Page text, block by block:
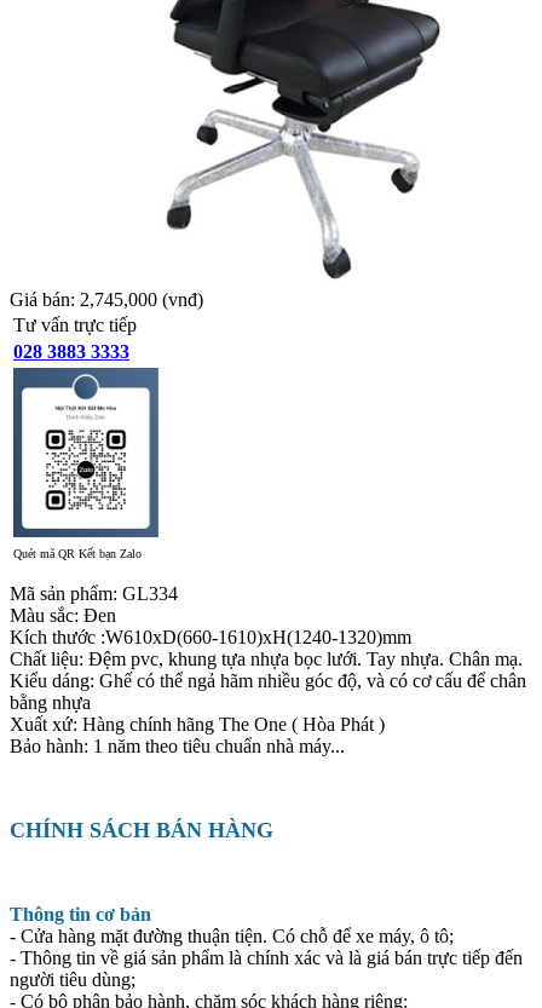
Giá bán: 2,745,000 (vnđ)
Tư vấn trực tiếp
028 3883 3333
Quét mã QR Kết bạn Zalo
Mã sản phẩm: GL334
Màu sắc: Đen
Kích thước :W610xD(660-1610)xH(1240-1320)mm
Chất liệu: Đệm pvc, khung tựa nhựa bọc lưới. Tay nhựa. Chân mạ.
Kiểu dáng: Ghế có thể ngả hãm nhiều góc độ, và có cơ cấu để chân
bằng nhựa
Xuất xứ: Hàng chính hãng The One ( Hòa Phát )
Bảo hành: 1 năm theo tiêu chuẩn nhà máy...
CHÍNH SÁCH BÁN HÀNG
Thông tin cơ bản
- Cửa hàng mặt đường thuận tiện. Có chỗ để xe máy, ô tô;
- Thông tin về giá sản phẩm là chính xác và là giá bán trực tiếp đến
người tiêu dùng;
- Có bộ phận bảo hành, chăm sóc khách hàng riêng: